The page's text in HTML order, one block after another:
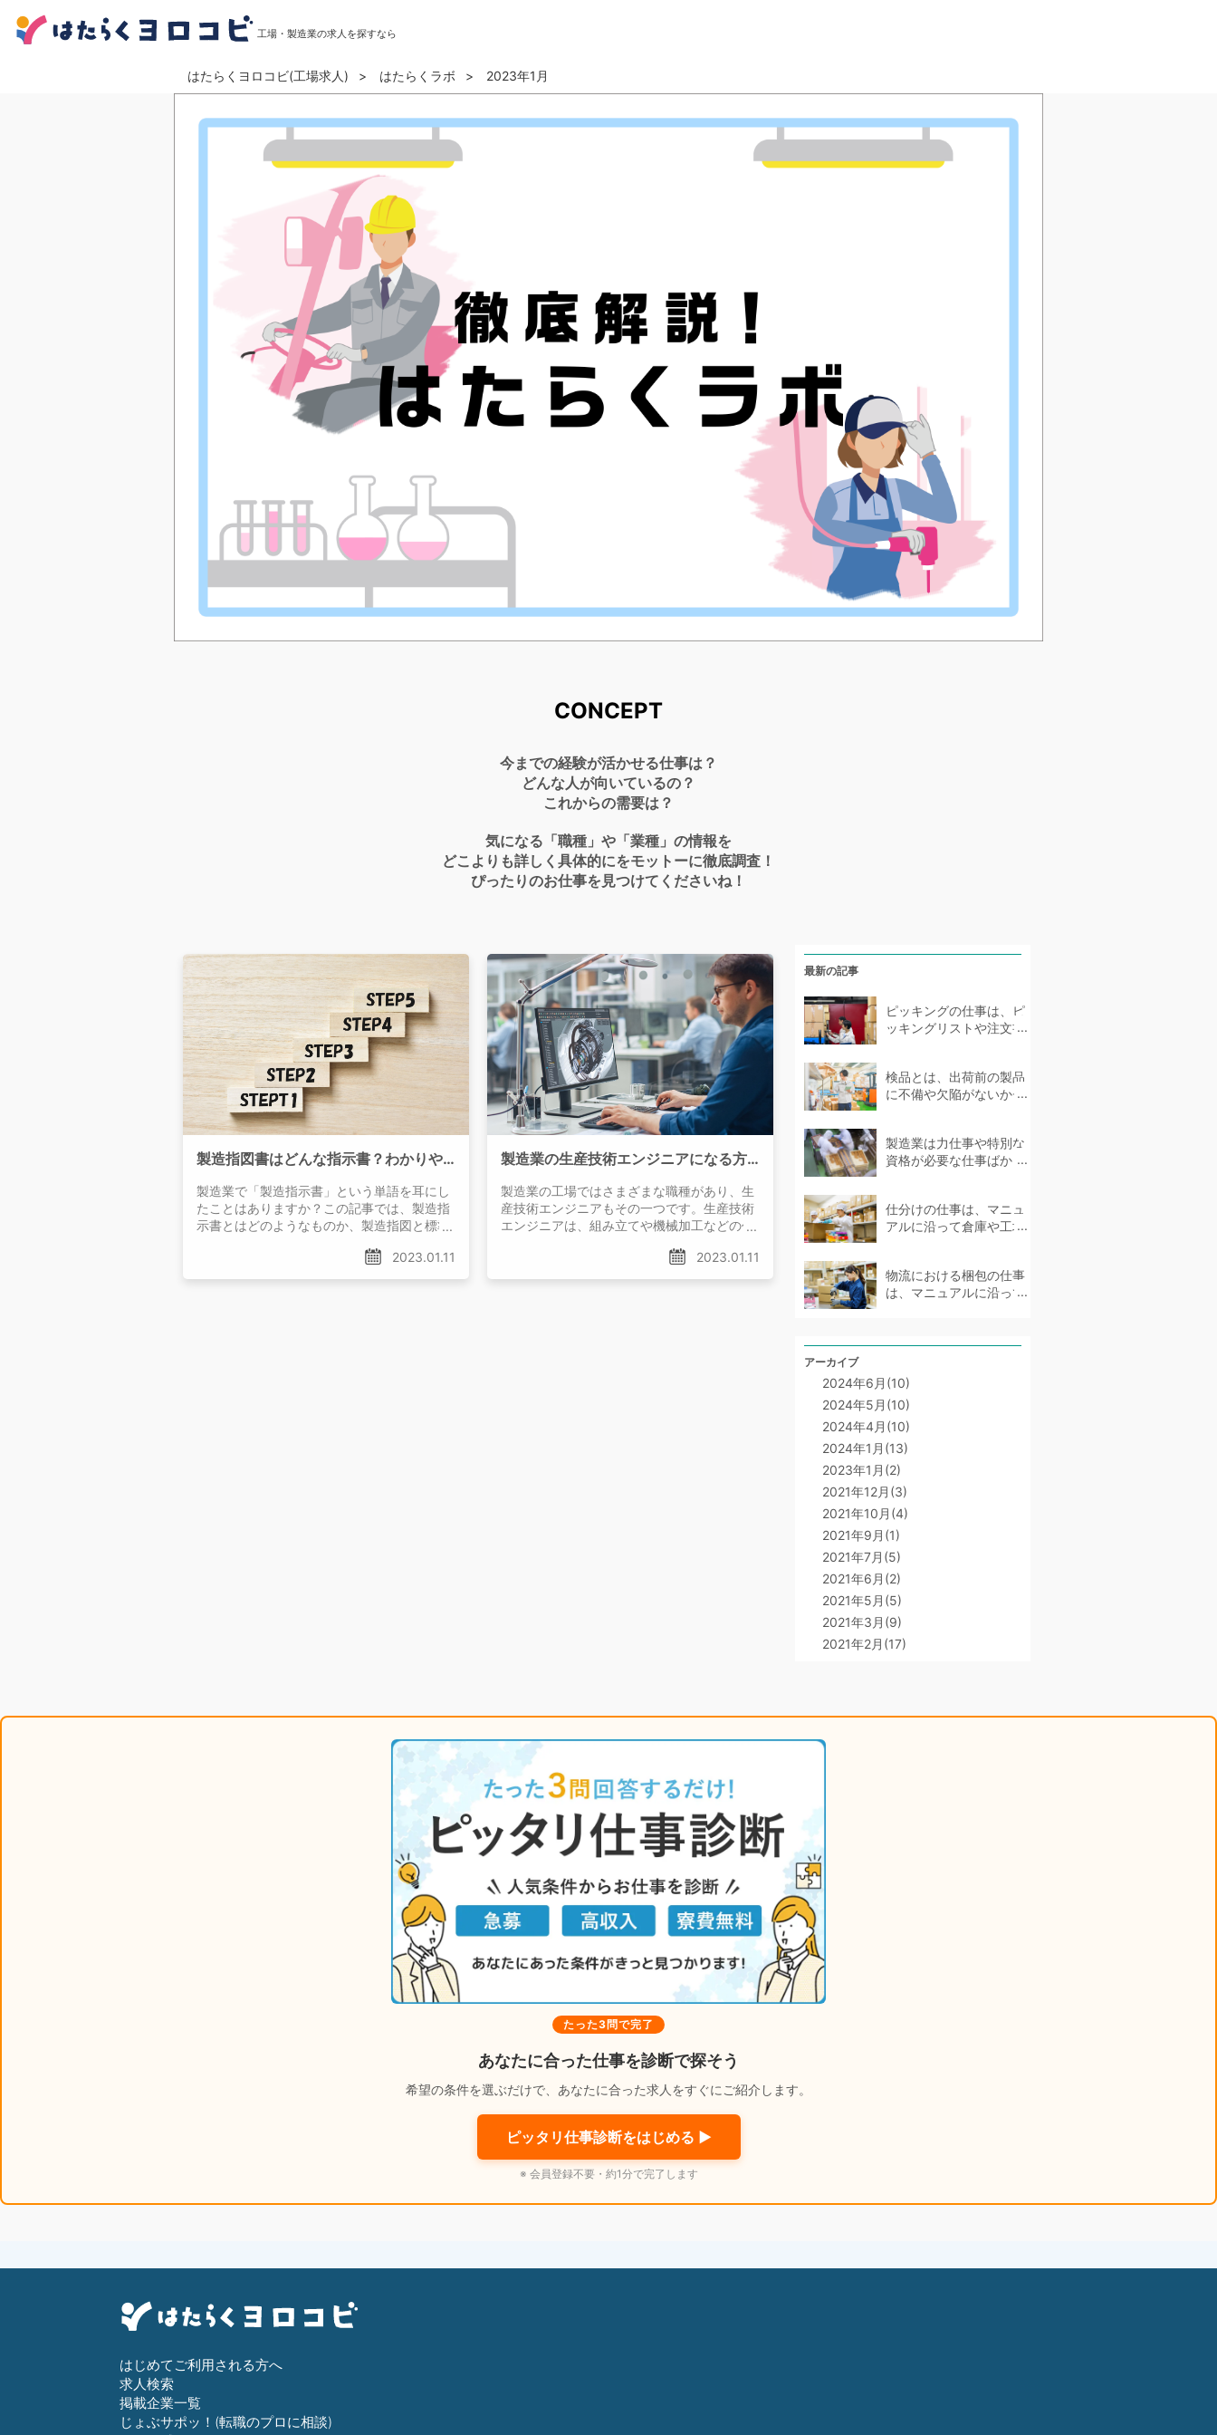
工場・製造業の求人を探すなら
はたらくヨロコビ(工場求人) はたらくラボ 2023年1月
CONCEPT
今までの経験が活かせる仕事は？
どんな人が向いているの？
これからの需要は？
気になる「職種」や「業種」の情報を
どこよりも詳しく具体的にをモットーに徹底調査！
ぴったりのお仕事を見つけてくださいね！
製造指図書はどんな指示書？わかりやすく解説
製造業で「製造指示書」という単語を耳にし
たことはありますか？この記事では、製造指
示書とはどのようなものか、製造指図と標準
2023.01.11
製造業の生産技術エンジニアになる方法とは
製造業の工場ではさまざまな職種があり、生
産技術エンジニアもその一つです。生産技術
エンジニアは、組み立てや機械加工などの作
2023.01.11
最新の記事
ピッキングの仕事は、ピ
ッキングリストや注文書
検品とは、出荷前の製品
に不備や欠陥がないかチ
製造業は力仕事や特別な
資格が必要な仕事ばかり
仕分けの仕事は、マニュ
アルに沿って倉庫や工場
物流における梱包の仕事
は、マニュアルに沿って
アーカイブ
2024年6月(10)
2024年5月(10)
2024年4月(10)
2024年1月(13)
2023年1月(2)
2021年12月(3)
2021年10月(4)
2021年9月(1)
2021年7月(5)
2021年6月(2)
2021年5月(5)
2021年3月(9)
2021年2月(17)
たった3問で完了
あなたに合った仕事を診断で探そう
希望の条件を選ぶだけで、あなたに合った求人をすぐにご紹介します。
ピッタリ仕事診断をはじめる ▶
※ 会員登録不要・約1分で完了します
はじめてご利用される方へ
求人検索
掲載企業一覧
じょぶサポッ！(転職のプロに相談)